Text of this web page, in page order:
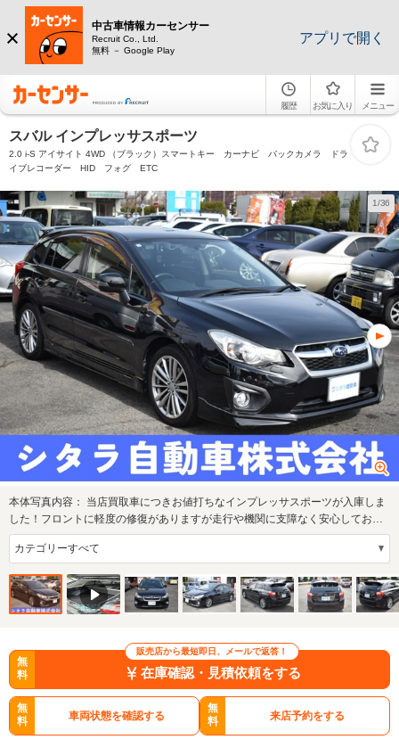
中古車情報カーセンサー
Recruit Co., Ltd.
無料 － Google Play
アプリで開く
履歴 お気に入り メニュー
スバル インプレッサスポーツ
2.0 i-S アイサイト 4WD （ブラック）スマートキー カーナビ バックカメラ ドラ
イブレコーダー HID フォグ ETC
1/36
本体写真内容： 当店買取車につきお値打ちなインプレッサスポーツが入庫しま
した！フロントに軽度の修復がありますが走行や機関に支障なく安心してお乗
りいただけ…
販売店から最短即日、メールで返答！
無
料
在庫確認・見積依頼をする
無
料
車両状態を確認する
無
料
来店予約をする